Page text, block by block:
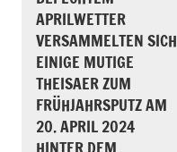
APRILWETTER
VERSAMMELTEN SICH
EINIGE MUTIGE
THEISAER ZUM
FRÜHJAHRSPUTZ AM
20. APRIL 2024